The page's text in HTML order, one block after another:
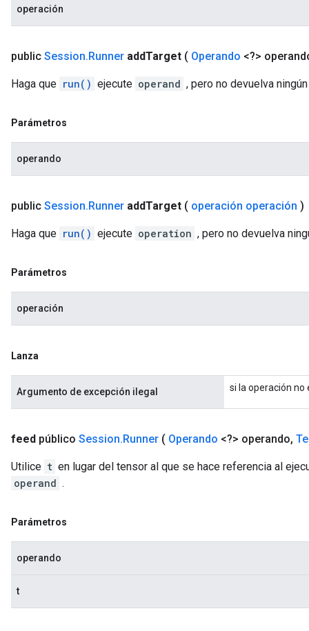
operación
public Session.Runner addTarget ( Operando <?>
Haga que run() ejecute operand , pero no devuelva
Parámetros
operando
public Session.Runner addTarget ( operación operación )
Haga que run() ejecute operation , pero no devuelva
Parámetros
operación
Lanza
Argumento de excepción ilegal si la operación no
feed público Session.Runner ( Operando <?> operando,
Utilice t en lugar del tensor al que se hace referencia al
operand .
Parámetros
operando
t